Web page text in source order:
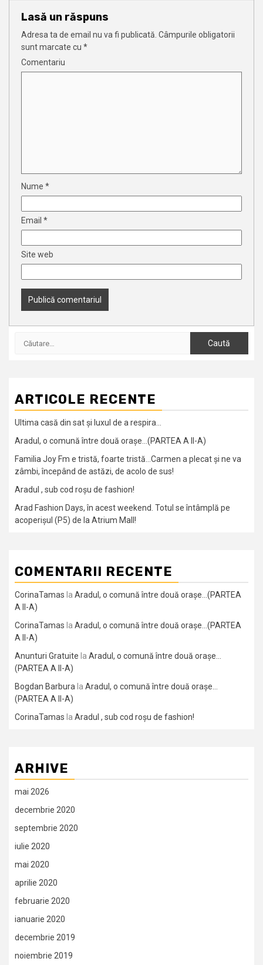
Lasă un răspuns
Adresa ta de email nu va fi publicată. Câmpurile obligatorii
sunt marcate cu *
Comentariu
Nume *
Email *
Site web
ARTICOLE RECENTE
Ultima casă din sat și luxul de a respira…
Aradul, o comună între două orașe…(PARTEA A II-A)
Familia Joy Fm e tristă, foarte tristă…Carmen a plecat și ne va
zâmbi, începând de astăzi, de acolo de sus!
Aradul , sub cod roșu de fashion!
Arad Fashion Days, în acest weekend. Totul se întâmplă pe
acoperișul (P5) de la Atrium Mall!
COMENTARII RECENTE
CorinaTamas la Aradul, o comună între două orașe…(PARTEA
A II-A)
CorinaTamas la Aradul, o comună între două orașe…(PARTEA
A II-A)
Anunturi Gratuite la Aradul, o comună între două orașe…
(PARTEA A II-A)
Bogdan Barbura la Aradul, o comună între două orașe…
(PARTEA A II-A)
CorinaTamas la Aradul , sub cod roșu de fashion!
ARHIVE
mai 2026
decembrie 2020
septembrie 2020
iulie 2020
mai 2020
aprilie 2020
februarie 2020
ianuarie 2020
decembrie 2019
noiembrie 2019